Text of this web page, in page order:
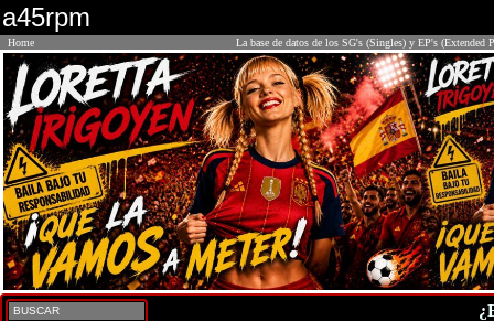
a45rpm
Home La base de datos de los SG's (Singles) y EP's (Extended
BUSCAR